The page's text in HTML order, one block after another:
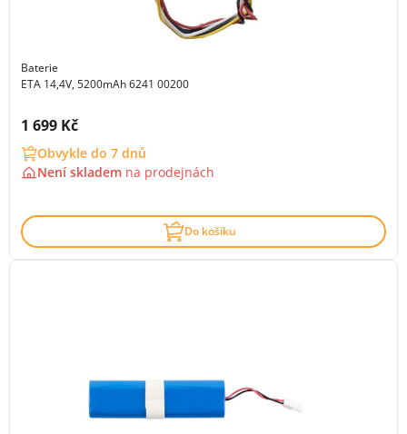
Baterie
ETA 14,4V, 5200mAh 6241 00200
Cena s DPH:
1 699 Kč
Obvykle do 7 dnů
Není skladem na prodejnách
Do košíku